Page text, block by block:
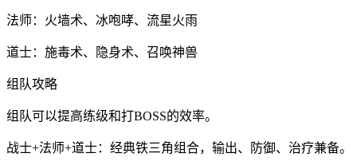
法师：火墙术、冰咆哮、流星火雨
道士：施毒术、隐身术、召唤神兽
组队攻略
组队可以提高练级和打BOSS的效率。
战士+法师+道士：经典铁三角组合，输出、防御、治疗兼备。